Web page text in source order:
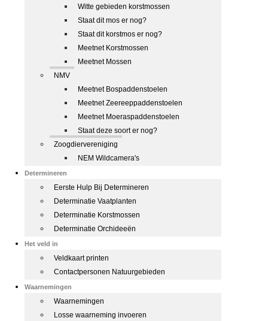
Witte gebieden korstmossen
Staat dit mos er nog?
Staat dit korstmos er nog?
Meetnet Korstmossen
Meetnet Mossen
NMV
Meetnet Bospaddenstoelen
Meetnet Zeereeppaddenstoelen
Meetnet Moeraspaddenstoelen
Staat deze soort er nog?
Zoogdiervereniging
NEM Wildcamera's
Determineren
Eerste Hulp Bij Determineren
Determinatie Vaatplanten
Determinatie Korstmossen
Determinatie Orchideeën
Het veld in
Veldkaart printen
Contactpersonen Natuurgebieden
Waarnemingen
Waarnemingen
Losse waarneming invoeren